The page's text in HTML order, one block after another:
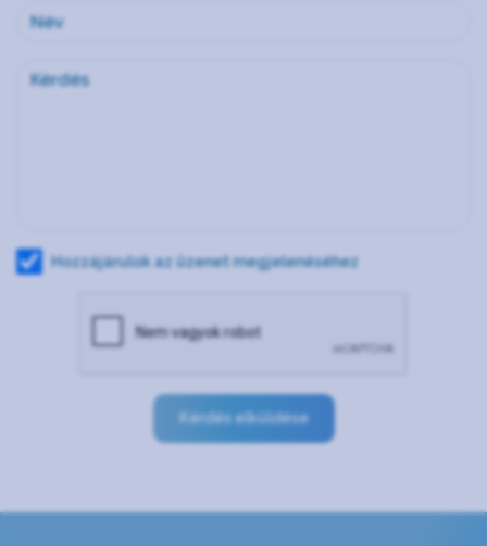
Hozzájárulok az üzenet megjelenéséhez
Kérdés elküldése